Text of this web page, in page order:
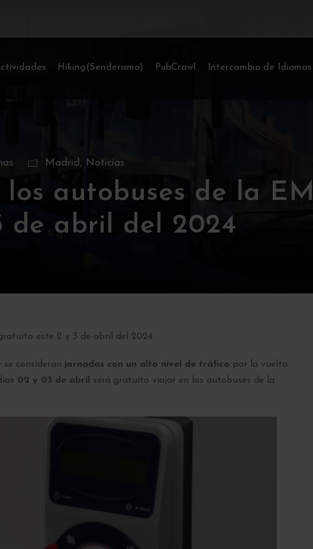
Hiking(Senderismo) PubCrawl Intercambio de Idiomas
Madrid, Noticias
autobuses de la
de abril del 2024
este 2 y 3 de abril del 2024
consideran jornadas con un alto nivel de tráfico por la vuelta
02 y 03 de abril
será gratuito viajar en los autobuses de la